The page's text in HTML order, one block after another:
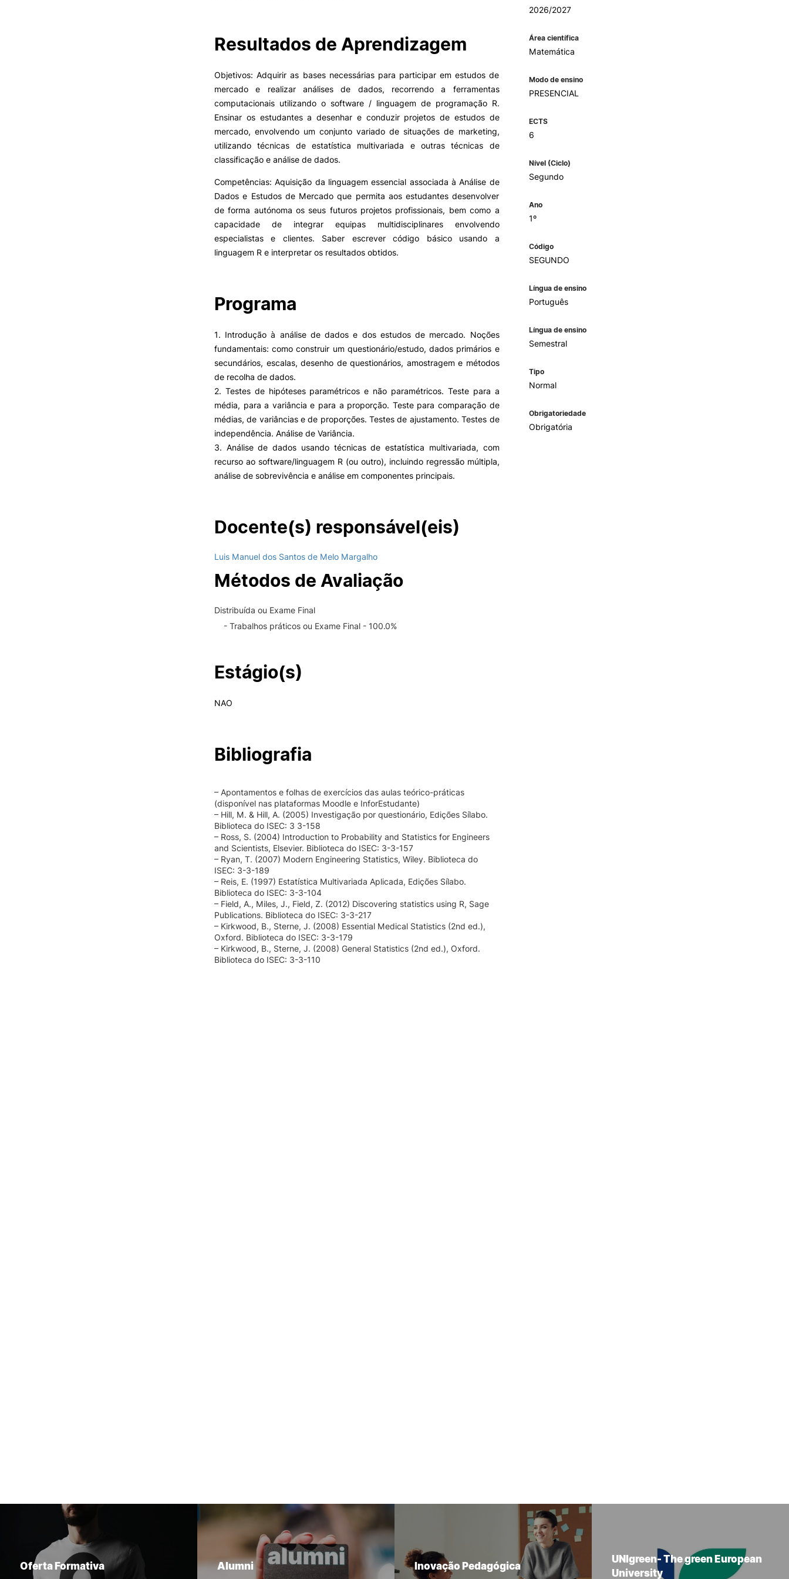
Oliveira do Hospital
Associações de Estudantes
Vida Académica
Tunas Académicas
II&D E EMPRESAS
INOPOL Academia de
Empreendedorismo
i2A - Instituto de Investigação
Aplicada
AÇÃO SOCIAL
Gabinete de Apoio ao Estudante
Apoios Sociais Diretos
Projetos
Missão e objetivos
Podcast “Quintas Académicas
com Alumni”
PROJETOS PRR
Impulso Jovens STEAM e
IPC+Sucesso
inov3p – Centro de Inovação
MAGAZINE
Oferta Formativa Geral
Pesquisa
Resultados de Aprendizagem
Objetivos: Adquirir as bases necessárias para participar em estudos de
mercado e realizar análises de dados, recorrendo a ferramentas
computacionais utilizando o software / linguagem de programação R.
Ensinar os estudantes a desenhar e conduzir projetos de estudos de
mercado, envolvendo um conjunto variado de situações de marketing,
utilizando técnicas de estatística multivariada e outras técnicas de
classificação e análise de dados.
Competências: Aquisição da linguagem essencial associada à Análise de
Dados e Estudos de Mercado que permita aos estudantes desenvolver
de forma autónoma os seus futuros projetos profissionais, bem como a
capacidade de integrar equipas multidisciplinares envolvendo
especialistas e clientes. Saber escrever código básico usando a
linguagem R e interpretar os resultados obtidos.
Programa
1. Introdução à análise de dados e dos estudos de mercado. Noções
fundamentais: como construir um questionário/estudo, dados primários e
secundários, escalas, desenho de questionários, amostragem e métodos
de recolha de dados.
2. Testes de hipóteses paramétricos e não paramétricos. Teste para a
média, para a variância e para a proporção. Teste para comparação de
médias, de variâncias e de proporções. Testes de ajustamento. Testes de
independência. Análise de Variância.
3. Análise de dados usando técnicas de estatística multivariada, com
recurso ao software/linguagem R (ou outro), incluindo regressão múltipla,
análise de sobrevivência e análise em componentes principais.
Docente(s) responsável(eis)
Luis Manuel dos Santos de Melo Margalho
Métodos de Avaliação
Distribuída ou Exame Final
- Trabalhos práticos ou Exame Final - 100.0%
Estágio(s)
NAO
Bibliografia
– Apontamentos e folhas de exercícios das aulas teórico-práticas
(disponível nas plataformas Moodle e InforEstudante)
– Hill, M. & Hill, A. (2005) Investigação por questionário, Edições Sílabo.
Biblioteca do ISEC: 3 3-158
– Ross, S. (2004) Introduction to Probability and Statistics for Engineers
and Scientists, Elsevier. Biblioteca do ISEC: 3-3-157
– Ryan, T. (2007) Modern Engineering Statistics, Wiley. Biblioteca do
ISEC: 3-3-189
– Reis, E. (1997) Estatística Multivariada Aplicada, Edições Sílabo.
Biblioteca do ISEC: 3-3-104
– Field, A., Miles, J., Field, Z. (2012) Discovering statistics using R, Sage
Publications. Biblioteca do ISEC: 3-3-217
– Kirkwood, B., Sterne, J. (2008) Essential Medical Statistics (2nd ed.),
Oxford. Biblioteca do ISEC: 3-3-179
– Kirkwood, B., Sterne, J. (2008) General Statistics (2nd ed.), Oxford.
Biblioteca do ISEC: 3-3-110
2026/2027
Área científica
Matemática
Modo de ensino
PRESENCIAL
ECTS
6
Nível (Ciclo)
Segundo
Ano
1º
Código
SEGUNDO
Língua de ensino
Português
Língua de ensino
Semestral
Tipo
Normal
Obrigatoriedade
Obrigatória
Oferta Formativa Alumni Inovação Pedagógica
UNIgreen- The green European
University